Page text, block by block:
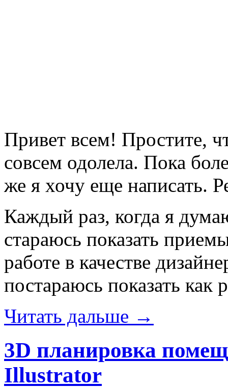
Привет всем! Простите,
совсем одолела. Пока
же я хочу еще написать.
Каждый раз, когда я
стараюсь показать
работе в качестве
постараюсь показать как
Читать дальше →
3D планировка
Illustrator